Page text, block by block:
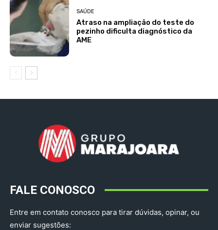
SAÚDE
Atraso na ampliação do teste do
pezinho dificulta diagnóstico da
AME
FALE CONOSCO
Entre em contato conosco para tirar dúvidas, opinar, ou
enviar sugestões: